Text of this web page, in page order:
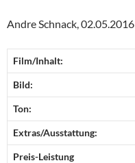
Andre Schnack, 02.05.2016
Film/Inhalt:
Bild:
Ton:
Extras/Ausstattung:
Preis-Leistung